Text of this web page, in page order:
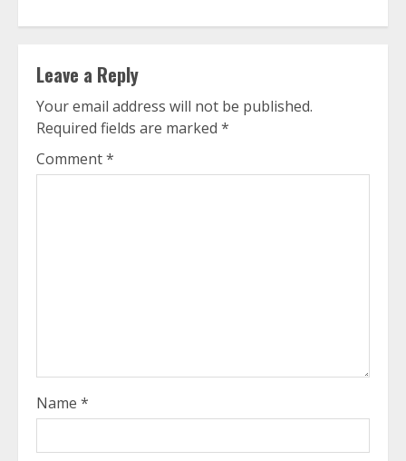
Leave a Reply
Your email address will not be published.
Required fields are marked *
Comment*
Name *